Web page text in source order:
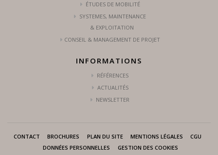
ÉTUDES DE MOBILITÉ
SYSTEMES, MAINTENANCE
& EXPLOITATION
CONSEIL & MANAGEMENT DE PROJET
INFORMATIONS
RÉFÉRENCES
ACTUALITÉS
NEWSLETTER
CONTACT BROCHURES PLAN DU SITE MENTIONS LÉGALES
CGU
DONNÉES PERSONNELLES
GESTION DES COOKIES